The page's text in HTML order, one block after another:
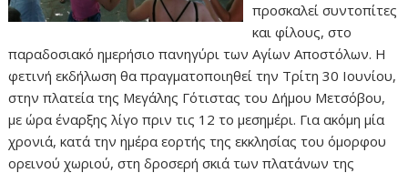
προσκαλεί συντοπίτες
και φίλους, στο
παραδοσιακό ημερήσιο πανηγύρι των Αγίων Αποστόλων. Η
φετινή εκδήλωση θα πραγματοποιηθεί την Τρίτη 30 Ιουνίου,
στην πλατεία της Μεγάλης Γότιστας του Δήμου Μετσόβου,
με ώρα έναρξης λίγο πριν τις 12 το μεσημέρι. Για ακόμη μία
χρονιά, κατά την ημέρα εορτής της εκκλησίας του όμορφου
ορεινού χωριού, στη δροσερή σκιά των πλατάνων της